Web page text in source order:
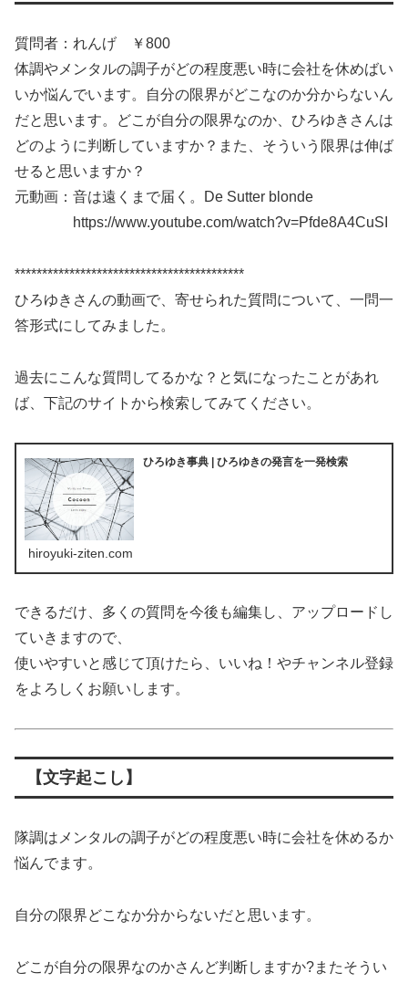
質問者：れんげ ￥800
体調やメンタルの調子がどの程度悪い時に会社を休めばい
いか悩んでいます。自分の限界がどこなのか分からないん
だと思います。どこが自分の限界なのか、ひろゆきさんは
どのように判断していますか？また、そういう限界は伸ば
せると思いますか？
元動画：音は遠くまで届く。De Sutter blonde
https://www.youtube.com/watch?v=Pfde8A4CuSI
******************************************
ひろゆきさんの動画で、寄せられた質問について、一問一
答形式にしてみました。
過去にこんな質問してるかな？と気になったことがあれ
ば、下記のサイトから検索してみてください。
ひろゆき事典 | ひろゆきの発言を一発検索
hiroyuki-ziten.com
できるだけ、多くの質問を今後も編集し、アップロードし
ていきますので、
使いやすいと感じて頂けたら、いいね！やチャンネル登録
をよろしくお願いします。
【文字起こし】
隊調はメンタルの調子がどの程度悪い時に会社を休めるか
悩んでます。
自分の限界どこなか分からないだと思います。
どこが自分の限界なのかさんど判断しますか?またそうい